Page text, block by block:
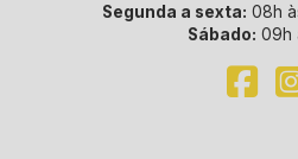
Segunda a sexta: 08h
Sábado: 09h